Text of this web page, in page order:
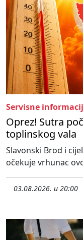
Servisne
Oprez! Sutra
toplinskog vala
Slavonski Brod i
očekuje vrhunac
03.08.2026. u 20:00